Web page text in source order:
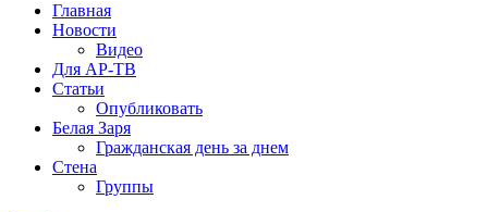
Главная
Новости
Видео
Для АР-ТВ
Статьи
Опубликовать
Белая Заря
Гражданская день за днем
Стена
Группы